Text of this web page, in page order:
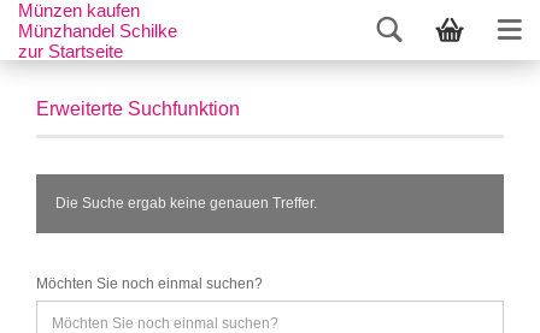
Münzen kaufen
Münzhandel Schilke
zur Startseite
Erweiterte Suchfunktion
Die Suche ergab keine genauen Treffer.
Möchten Sie noch einmal suchen?